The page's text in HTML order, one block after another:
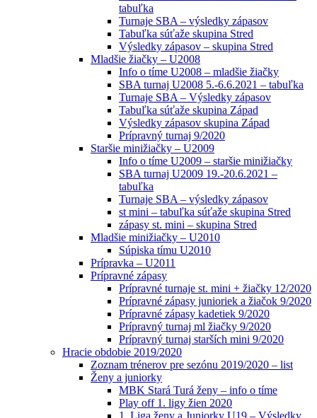
tabuľka
Turnaje SBA – výsledky zápasov
Tabuľka súťaže skupina Stred
Výsledky zápasov – skupina Stred
Mladšie žiačky – U2008
Info o tíme U2008 – mladšie žiačky
SBA turnaj U2008 5.-6.6.2021 – tabuľka
Turnaje SBA – Výsledky zápasov
Tabuľka súťaže skupina Západ
Výsledky zápasov skupina Západ
Prípravný turnaj 9/2020
Staršie minižiačky – U2009
Info o tíme U2009 – staršie minižiačky
SBA turnaj U2009 19.-20.6.2021 –
tabuľka
Turnaje SBA – výsledky zápasov
st mini – tabuľka súťaže skupina Stred
zápasy st. mini – skupina Stred
Mladšie minižiačky – U2010
Súpiska tímu U2010
Prípravka – U2011
Prípravné zápasy
Prípravné turnaje st. mini + žiačky 12/2020
Prípravné zápasy junioriek a žiačok 9/2020
Prípravné zápasy kadetiek 9/2020
Prípravný turnaj ml žiačky 9/2020
Prípravný turnaj starších mini 9/2020
Hracie obdobie 2019/2020
Zoznam trénerov pre sezónu 2019/2020 – list
Ženy a juniorky
MBK Stará Turá ženy – info o tíme
Play off 1. ligy žien 2020
1. Liga ženy a Juniorky U19 – Výsledky